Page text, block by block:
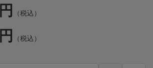
（税込）
（税込）